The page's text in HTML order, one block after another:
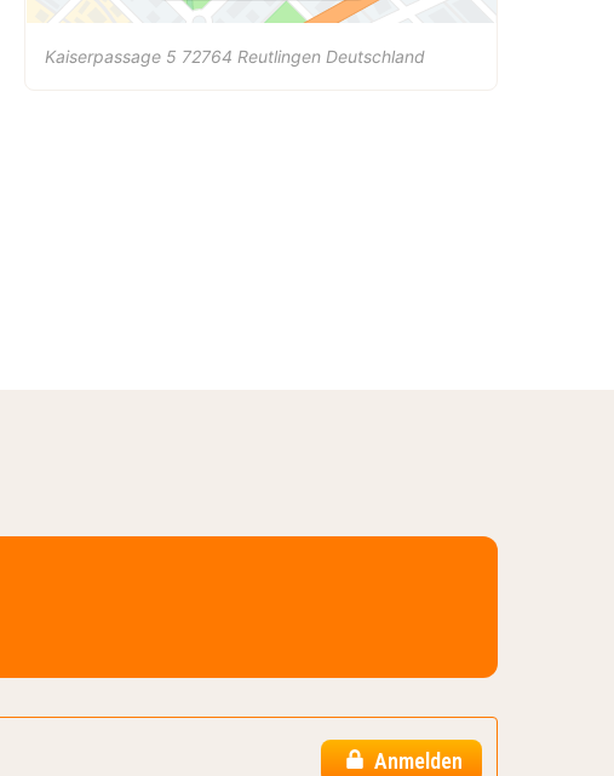
Kaiserpassage 5 72764 Reutlingen Deutschland
Anmelden